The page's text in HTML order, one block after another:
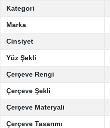
Kategori
Marka
Cinsiyet
Yüz Şekli
Çerçeve Rengi
Çerçeve Şekli
Çerçeve Materyali
Çerçeve Tasarımı